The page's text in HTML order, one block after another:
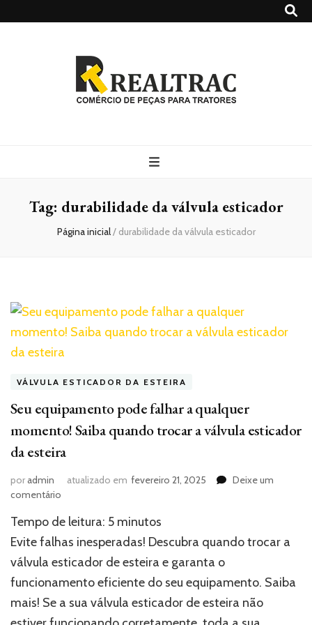
Tag: durabilidade da válvula esticador
Página inicial/ durabilidade da válvula esticador
VÁLVULA ESTICADOR DA ESTEIRA
Seu equipamento pode falhar a qualquer
momento! Saiba quando trocar a válvula esticador
da esteira
poradmin atualizado em fevereiro 21, 2025
Deixe um
comentário
equipamento
pode
a
qualquer
momento!
Saiba
Tempo de leitura: 5 minutos
Evite falhas inesperadas! Descubra quando trocar a
válvula esticador de esteira e garanta o
funcionamento eficiente do seu equipamento. Saiba
mais! Se a sua válvula esticador de esteira não